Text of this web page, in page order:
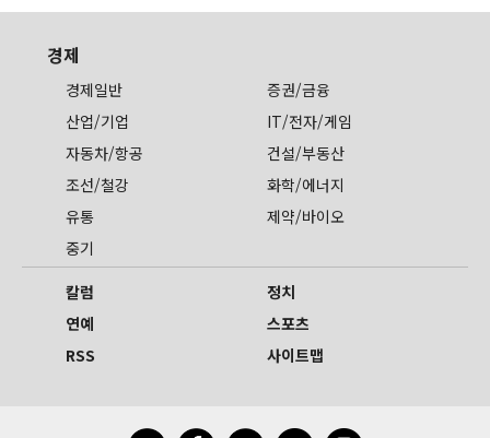
경제
경제일반
증권/금융
산업/기업
IT/전자/게임
자동차/항공
건설/부동산
조선/철강
화학/에너지
유통
제약/바이오
중기
칼럼
정치
연예
스포츠
RSS
사이트맵